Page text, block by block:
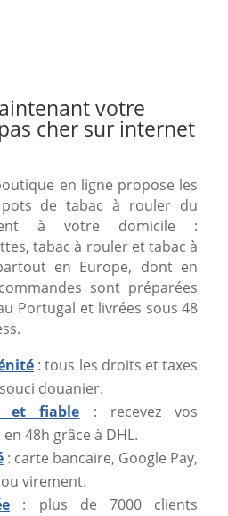
votre
cher sur internet
en ligne propose les
de tabac à rouler du
à votre domicile :
tabac à rouler et tabac à
en Europe, dont en
sont préparées
Portugal et livrées sous 48
: tous les droits et taxes
douanier.
et fiable : recevez vos
48h grâce à DHL.
: carte bancaire, Google Pay,
virement.
: plus de 7000 clients